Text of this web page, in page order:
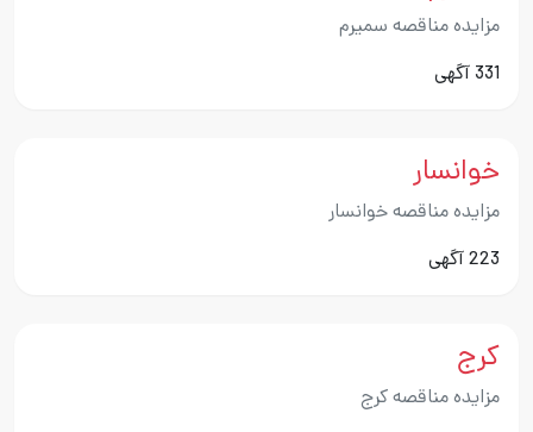
مزایده مناقصه سمیرم
331 آگهی
خوانسار
مزایده مناقصه خوانسار
223 آگهی
کرج
مزایده مناقصه کرج